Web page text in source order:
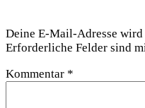
Deine E-Mail-Adresse
Erforderliche Felder sind
Kommentar *